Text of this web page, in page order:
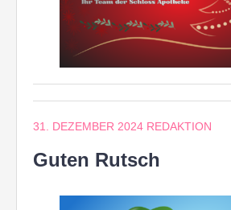
31. DEZEMBER 2024 REDAKTION
Guten Rutsch